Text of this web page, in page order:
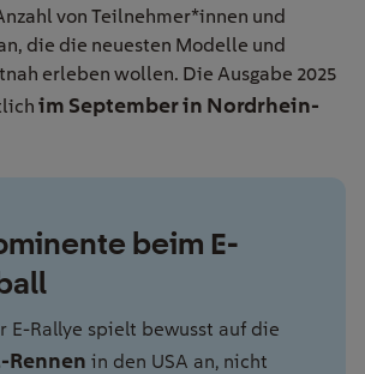
von Teilnehmer*innen und
die die neuesten Modelle und
erleben wollen. Die Ausgabe 2025
im September in Nordrhein-
beim E-
E-Rallye spielt bewusst auf die
Rennen in den USA an, nicht